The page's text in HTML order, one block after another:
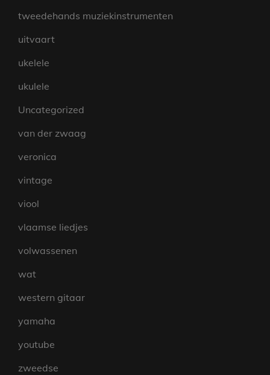
tweedehands muziekinstrumenten
uitvaart
ukelele
ukulele
Uncategorized
van der zwaag
veronica
vintage
viool
vlaamse liedjes
volwassenen
wat
western gitaar
yamaha
youtube
zweedse